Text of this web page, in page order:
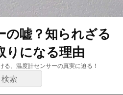
の嘘？知られざる
りになる理由
る、温度計センサーの真実に迫る！
検